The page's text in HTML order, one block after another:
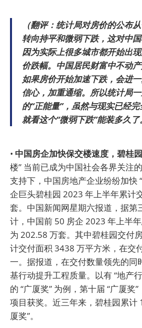
（翻评：统计局对房价的公布
转向持平和微弱下跌，这对中国
因为实际上很多城市都开始出
价跌幅。中国居民财富中不动
如果房价开始加速下跌，会进
信心，加重通缩。所以统计局
的“正能量”，虽然与现实已经
就看这个“微弱下跌”能装多久了
• 中国房企加快保交楼速度，碧桂
楼” 当前已成为中国社会各界关注
支持下，中国房地产企业纷纷加快
企巨头碧桂园 2023 年上半年累计
套。中国新闻网星期六报道，据第
计，中国前 50 房企 2023 年上半
为 202.58 万套。其中碧桂园交付
计交付面积 3438 万平方米，在交
一。据报道，在交付数量领先的同
基行动提升工程质量。以有 “地产
的 “广厦奖” 为例，第十届 “广厦奖
项目获奖。近三年来，碧桂园累计
厦奖”。